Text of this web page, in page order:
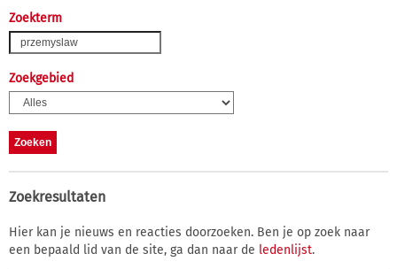
Zoekterm
Zoekgebied
Zoekresultaten
Hier kan je nieuws en reacties doorzoeken. Ben je op zoek naar
een bepaald lid van de site, ga dan naar de ledenlijst.